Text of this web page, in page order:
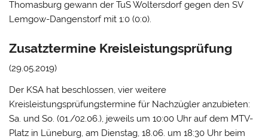
Thomasburg gewann der TuS Woltersdorf gegen den SV
Lemgow-Dangenstorf mit 1:0 (0:0).
Zusatztermine Kreisleistungsprüfung
(29.05.2019)
Der KSA hat beschlossen, vier weitere
Kreisleistungsprüfungstermine für Nachzügler anzubieten:
Sa. und So. (01./02.06.), jeweils um 10:00 Uhr auf dem MTV-
Platz in Lüneburg, am Dienstag, 18.06. um 18:30 Uhr beim